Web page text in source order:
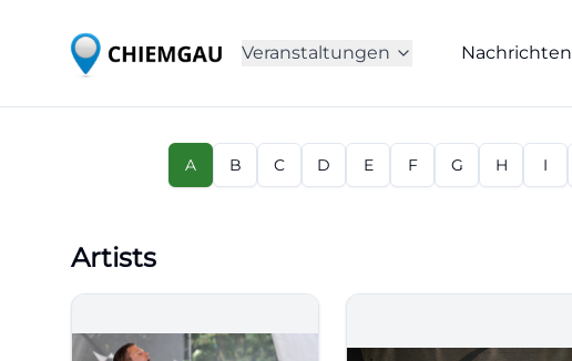
Veranstaltungen Nachrichten
A B C D E F G H I
Artists